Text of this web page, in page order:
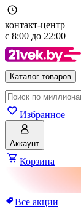
контакт-центр
с 8:00 до 22:00
Каталог товаров
Избранное
Аккаунт
Корзина
Все акции